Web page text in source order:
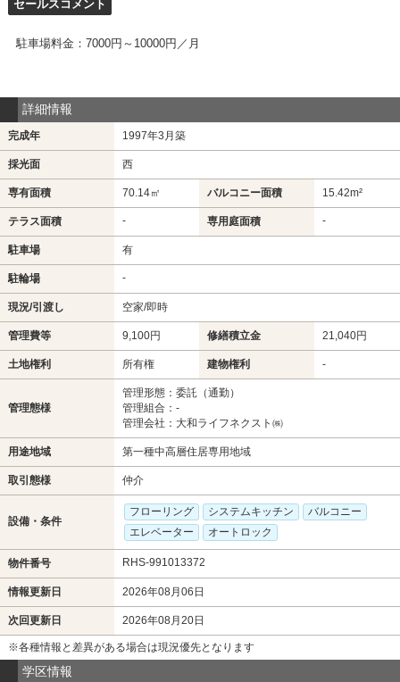
セールスコメント
駐車場料金：7000円～10000円／月
詳細情報
完成年 1997年3月築
採光面 西
専有面積 70.14㎡ バルコニー面積 15.42m²
テラス面積 - 専用庭面積 -
駐車場 有
駐輪場 -
現況/引渡し 空家/即時
管理費等 9,100円 修繕積立金 21,040円
土地権利 所有権 建物権利 -
管理態様
管理形態：委託（通勤）
管理組合：-
管理会社：大和ライフネクスト㈱
用途地域 第一種中高層住居専用地域
取引態様 仲介
設備・条件
フローリング システムキッチン
バルコニー
エレベーター
オートロック
物件番号 RHS-991013372
情報更新日 2026年08月06日
次回更新日 2026年08月20日
※各種情報と差異がある場合は現況優先となります
学区情報